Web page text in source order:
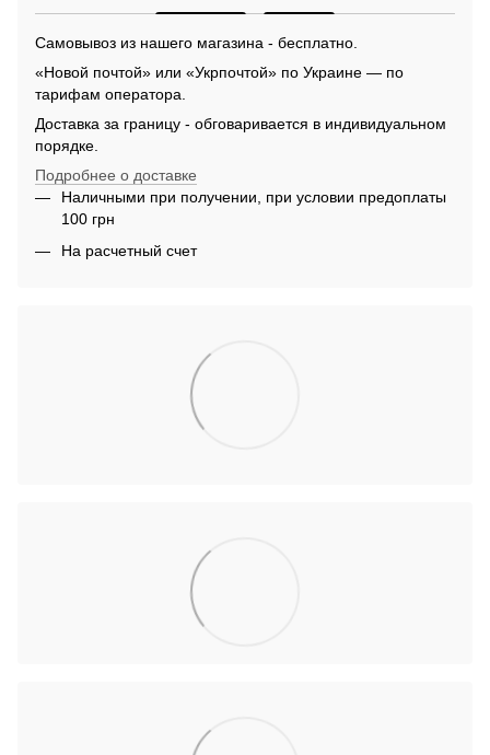
Самовывоз из нашего магазина - бесплатно.
«Новой почтой» или «Укрпочтой» по Украине — по
тарифам оператора.
Доставка за границу - обговаривается в индивидуальном
порядке.
Подробнее о доставке
Наличными при получении, при условии предоплаты
100 грн
На расчетный счет